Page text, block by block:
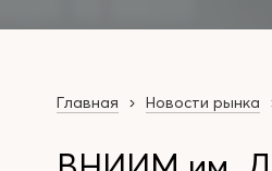
Главная Новости рынка